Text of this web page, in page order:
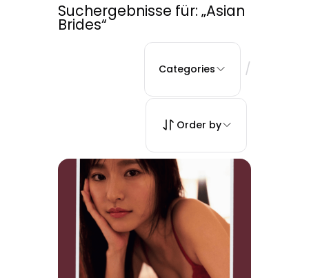
Suchergebnisse für: „Asian
Brides“
Categories /
Order by